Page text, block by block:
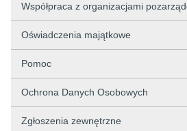
Współpraca z organizacjami
Oświadczenia majątkowe
Pomoc
Ochrona Danych Osobowych
Zgłoszenia zewnętrzne